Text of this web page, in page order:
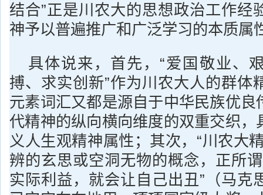
结合”正是川农大的思想政治工作经
神予以普遍推广和广泛学习的本质属
具体说来，首先，“爱国敬业、
搏、求实创新”作为川农大人的群体
元素词汇又都是源自于中华民族优良
代精神的纵向横向维度的双重交织，
义人生观精神属性；其次，“川农大
辨的玄思或空洞无物的概念，正所
实际利益，就会让自己出丑”（马克